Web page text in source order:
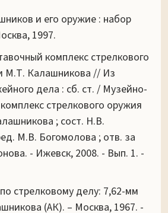
и его оружие : набор
1997.
комплекс стрелкового
М.Т. Калашникова // Из
дела : сб. ст. / Музейно-
стрелкового оружия
; сост. Н.В.
М.В. Богомолова ; отв. за
- Ижевск, 2008. - Вып. 1. -
стрелковому делу: 7,62-мм
(АК). – Москва, 1967. -